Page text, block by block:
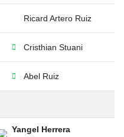
Ricard Artero Ruiz
Cristhian Stuani
Abel Ruiz
Yangel Herrera